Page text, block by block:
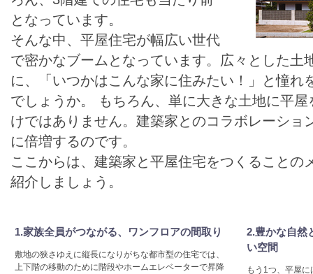
となっています。
そんな中、平屋住宅が幅広い世代
で密かなブームとなっています。広々とした土
に、「いつかはこんな家に住みたい！」と憧れ
でしょうか。 もちろん、単に大きな土地に平
けではありません。建築家とのコラボレーショ
に倍増するのです。
ここからは、建築家と平屋住宅をつくることの
紹介しましょう。
1.家族全員がつながる、ワンフロアの間取り
敷地の狭さゆえに縦長になりがちな都市型の住宅では、
上下階の移動のために階段やホームエレベーターで昇降
2.豊かな自然
い空間
もう1つ、平屋